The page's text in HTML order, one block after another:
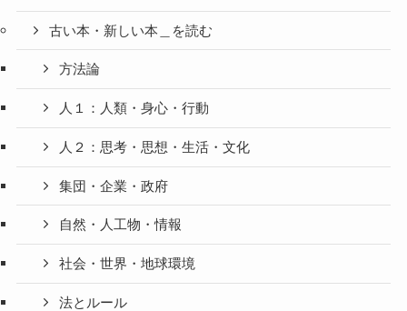
古い本・新しい本＿を読む
方法論
人１：人類・身心・行動
人２：思考・思想・生活・文化
集団・企業・政府
自然・人工物・情報
社会・世界・地球環境
法とルール